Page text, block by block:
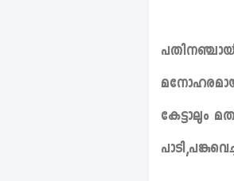
കേട്ടാലും